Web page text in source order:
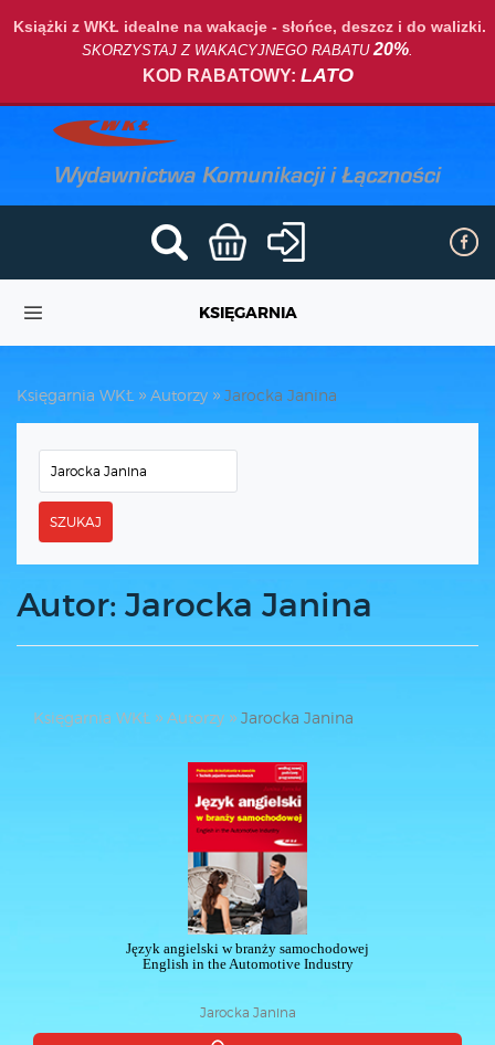
Książki z WKŁ idealne na wakacje - słońce, deszcz i do walizki.
SKORZYSTAJ Z WAKACYJNEGO RABATU20%.
KOD RABATOWY: LATO
KSIĘGARNIA
Księgarnia WKŁ Autorzy Jarocka Janina
SZUKAJ
Autor: Jarocka Janina
Księgarnia WKŁ Autorzy Jarocka Janina
Język angielski w branży samochodowej
English in the Automotive Industry
Jarocka Janina